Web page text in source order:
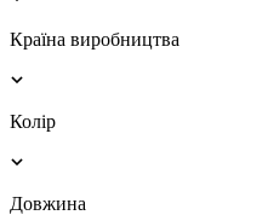
Країна виробництва
Колір
Довжина